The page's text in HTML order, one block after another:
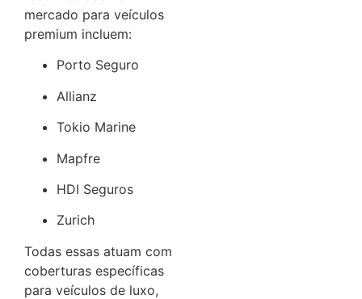
mercado para veículos
premium incluem:
Porto Seguro
Allianz
Tokio Marine
Mapfre
HDI Seguros
Zurich
Todas essas atuam com
coberturas específicas
para veículos de luxo,